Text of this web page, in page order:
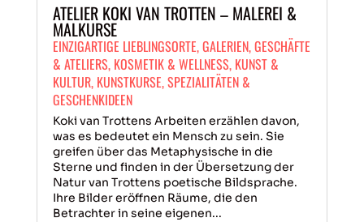
ATELIER KOKI VAN TROTTEN – MALEREI &
MALKURSE
EINZIGARTIGE LIEBLINGSORTE,GALERIEN,GESCHÄFTE
& ATELIERS, KOSMETIK & WELLNESS, KUNST &
KULTUR, KUNSTKURSE,SPEZIALITÄTEN &
GESCHENKIDEEN
Koki van Trottens Arbeiten erzählen davon,
was es bedeutet ein Mensch zu sein. Sie
greifen über das Metaphysische in die
Sterne und finden in der Übersetzung der
Natur van Trottens poetische Bildsprache.
Ihre Bilder eröffnen Räume, die den
Betrachter in seine eigenen...